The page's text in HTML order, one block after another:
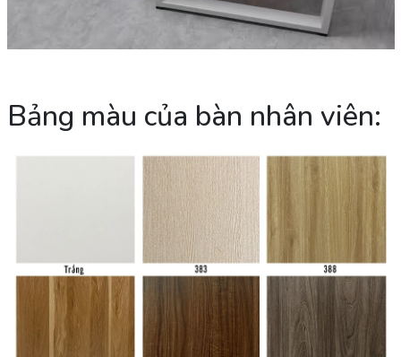
Bảng màu của bàn nhân viên: